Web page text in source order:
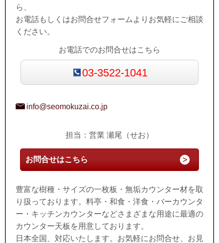
ら、
お電話もしくはお問合せフォームよりお気軽にご相談
ください。
お電話でのお問合せはこちら
03-3522-1041
info@seomokuzai.co.jp
担当：営業 瀬尾（せお）
お問合せはこちら
豊富な樹種・サイズの一枚板・無垢カウンター材を取
り扱っております。料亭・和食・洋食・バーカウンタ
ー・キッチンカウンターなどさまざまな用途に最適の
カウンター天板を用意しております。
日本全国、対応いたします。お気軽にお問合せ、お見